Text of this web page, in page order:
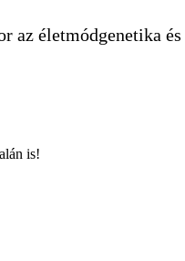
az életmódgenetika és
is!